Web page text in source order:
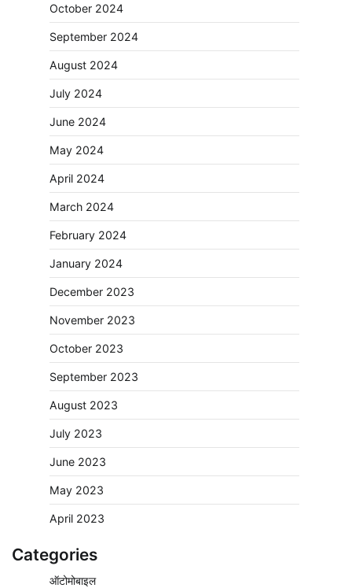
October 2024
September 2024
August 2024
July 2024
June 2024
May 2024
April 2024
March 2024
February 2024
January 2024
December 2023
November 2023
October 2023
September 2023
August 2023
July 2023
June 2023
May 2023
April 2023
Categories
ऑटोमोबाइल